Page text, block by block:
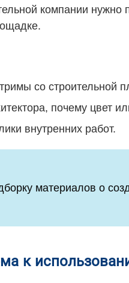
компании нужно
со строительной
почему цвет
внутренних работ.
материалов о
к